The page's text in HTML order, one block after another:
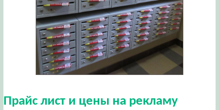
Прайс лист и цены на рекламу